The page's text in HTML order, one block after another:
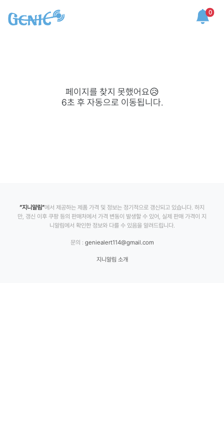
0
페이지를 찾지 못했어요😥
6초 후 자동으로 이동됩니다.
”지니알림”에서 제공하는 제품 가격 및 정보는 정기적으로 갱신되고 있습니다. 하지
만, 갱신 이후 쿠팡 등의 판매처에서 가격 변동이 발생할 수 있어, 실제 판매 가격이 지
니알림에서 확인한 정보와 다를 수 있음을 알려드립니다.
문의 : geniealert114@gmail.com
지니알림 소개